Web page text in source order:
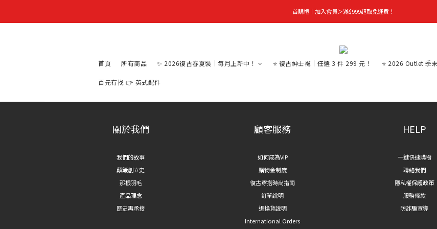
首購禮｜加入會員＞滿$999超取免運費！
首購禮｜加入會員＞滿$999超取免運費！
首頁 所有商品 ✨ 2026復古春夏裝｜每月上新中！ ⭐ 復古紳士襪｜任選 3 件 299 元！ ⭐ 2026 Outlet 季
百元有找 👉 英式配件
關於我們
我們的故事
顛簸創立史
那根羽毛
產品理念
歷史再承接
顧客服務
如何成為VIP
購物金制度
復古穿搭時尚指南
訂單說明
退換貨說明
International Orders
HELP
一鍵快速購物
聯絡我們
隱私權保護政策
服務條款
防詐騙宣導